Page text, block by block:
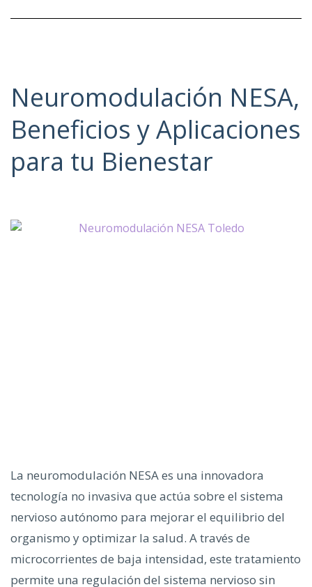
Neuromodulación NESA,
Beneficios y Aplicaciones
para tu Bienestar
La neuromodulación NESA es una innovadora
tecnología no invasiva que actúa sobre el sistema
nervioso autónomo para mejorar el equilibrio del
organismo y optimizar la salud. A través de
microcorrientes de baja intensidad, este tratamiento
permite una regulación del sistema nervioso sin